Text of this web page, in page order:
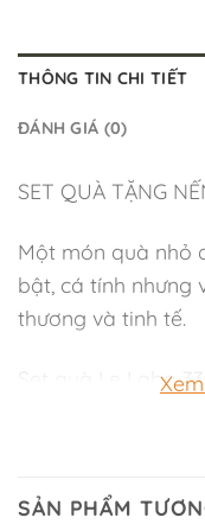
THÔNG TIN CHI TIẾT
ĐÁNH GIÁ (0)
SET QUÀ TẶNG
Một món quà nhỏ
bật, cá tính nhưng
thương và tinh tế.
Set quà Le Labo
trắng đen siêu
SẢN PHẨM